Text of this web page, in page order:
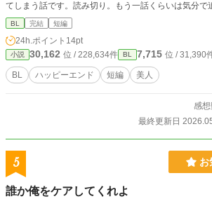
てしまう話です。読み切り。もう一話くらいは気分で
BL 完結 短編
24h.ポイント 14pt
小説 30,162 位 / 228,634件 BL 7,715 位 / 31,390
BL ハッピーエンド 短編 美人
感
最終更新日
5 お
誰か俺をケアしてくれよ